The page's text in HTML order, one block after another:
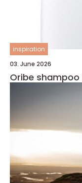
inspiration
03. June 2026